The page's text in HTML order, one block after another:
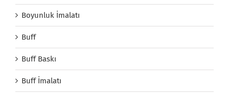
Boyunluk İmalatı
Buff
Buff Baskı
Buff İmalatı